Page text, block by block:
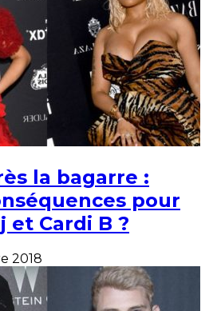
la bagarre :
pour
et Cardi B ?
2018